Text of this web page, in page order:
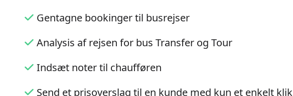
Gentagne bookinger til busrejser
Analysis af rejsen for bus Transfer og Tour
Indsæt noter til chaufføren
Send et prisoverslag til en kunde med kun et enkelt klik